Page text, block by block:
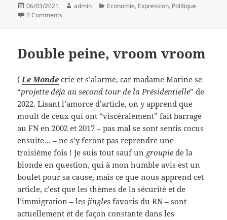
Posted
on
06/03/2021 Author
admin Categories
Economie, Expression, Politique
2 Comments
Double peine, vroom vroom
(Le Monde crie et s’alarme, car madame Marine se
“projette déjà au second tour de la Présidentielle” de
2022. Lisant l’amorce d’article, on y apprend que
moult de ceux qui ont “viscéralement” fait barrage
au FN en 2002 et 2017 – pas mal se sont sentis cocus
ensuite… – ne s’y feront pas reprendre une
troisième fois ! Je suis tout sauf un groupie de la
blonde en question, qui à mon humble avis est un
boulet pour sa cause, mais ce que nous apprend cet
article, c’est que les thèmes de la sécurité et de
l’immigration – lesjingles favoris du RN – sont
actuellement et de façon constante dans les